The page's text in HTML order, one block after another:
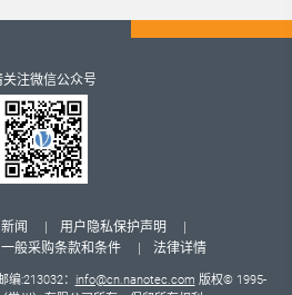
关注微信公众号
新闻
用户隐私保护声明
一般采购条款和条件 法律详情
:213032： info@cn.nanotec.com 版权© 1995-